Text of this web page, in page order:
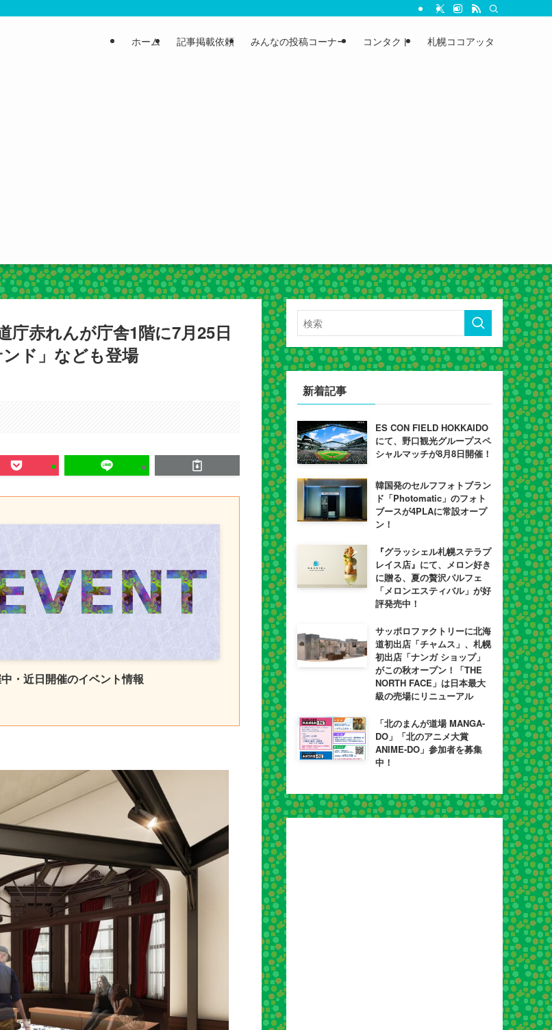
ホーム 記事掲載依頼 みんなの投稿コーナー コンタクト 札幌ココアッタ
庁赤れんが庁舎1階に7月25日
ンド」なども登場
・近日開催のイベント情報
新着記事
ES CON FIELD HOKKAIDO
にて、野口観光グループスペ
シャルマッチが8月8日開催！
韓国発のセルフフォトブラン
ド「Photomatic」のフォト
ブースが4PLAに常設オープ
ン！
『グラッシェル札幌ステラプ
レイス店』にて、メロン好き
に贈る、夏の贅沢パルフェ
「メロンエスティバル」が好
評発売中！
サッポロファクトリーに北海
道初出店「チャムス」、札幌
初出店「ナンガ ショップ」
がこの秋オープン！「THE
NORTH FACE」は日本最大
級の売場にリニューアル
「北のまんが道場 MANGA-
DO」「北のアニメ大賞
ANIME-DO」参加者を募集
中！